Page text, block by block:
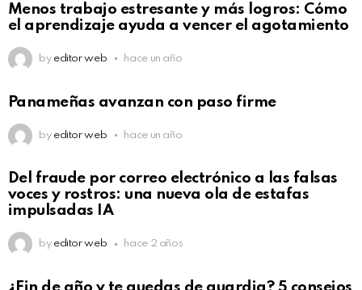
Menos trabajo estresante y más logros: Cómo
el aprendizaje ayuda a vencer el agotamiento
by editor web hace un año
Panameñas avanzan con paso firme
by editor web hace un año
Del fraude por correo electrónico a las falsas
voces y rostros: una nueva ola de estafas
impulsadas IA
by editor web hace 2 años